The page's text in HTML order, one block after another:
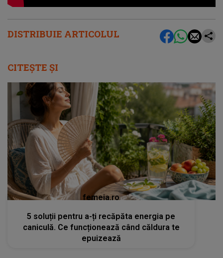
DISTRIBUIE ARTICOLUL
CITEȘTE ȘI
femeia.ro
5 soluții pentru a-ți recăpăta energia pe
caniculă. Ce funcționează când căldura te
epuizează